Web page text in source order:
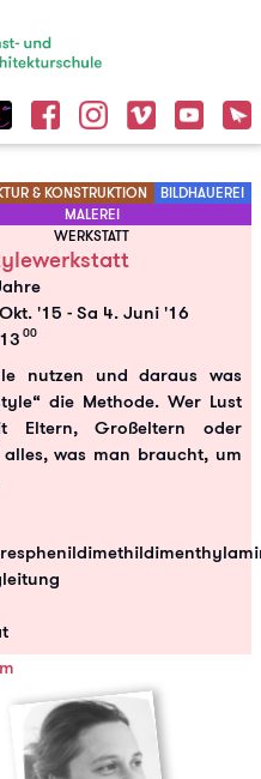
& KONSTRUKTION
BILDHAUEREI
MALEREI
WERKSTATT
'15 -Sa 4. Juni '16
00
nutzen und daraus was
die Methode. Wer Lust
Großeltern oder
was man braucht, um